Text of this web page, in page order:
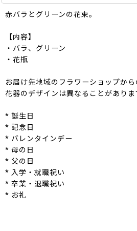
赤バラとグリーンの花束。
【内容】
・バラ、グリーン
・花瓶
お届け先地域のフラワーショップから
花器のデザインは異なることがありま
* 誕生日
* 記念日
* バレンタインデー
* 母の日
* 父の日
* 入学・就職祝い
* 卒業・退職祝い
* お礼